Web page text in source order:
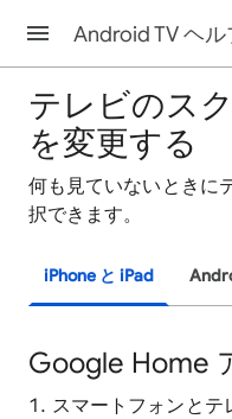
Android TV ヘル
テレビのス
を変更する
何も見ていないときに
択できます。
iPhone と iPad
Google Home
スマートフォンとテ